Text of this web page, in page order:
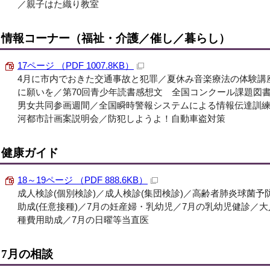
／親子はた織り教室
情報コーナー（福祉・介護／催し／暮らし）
17ページ （PDF 1007.8KB）
4月に市内でおきた交通事故と犯罪／夏休み音楽療法の体験
に願いを／第70回青少年読書感想文 全国コンクール課題図
男女共同参画週間／全国瞬時警報システムによる情報伝達訓
河都市計画案説明会／防犯しようよ！自動車盗対策
健康ガイド
18～19ページ （PDF 888.6KB）
成人検診(個別検診)／成人検診(集団検診)／高齢者肺炎球菌
助成(任意接種)／7月の妊産婦・乳幼児／7月の乳幼児健診／
種費用助成／7月の日曜等当直医
7月の相談